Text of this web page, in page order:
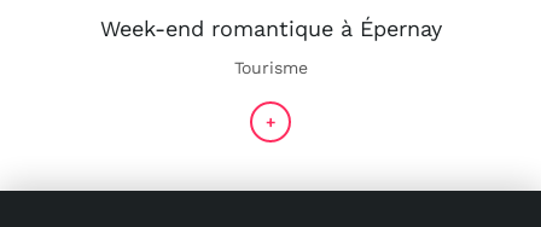
Week-end romantique à Épernay
Tourisme
+